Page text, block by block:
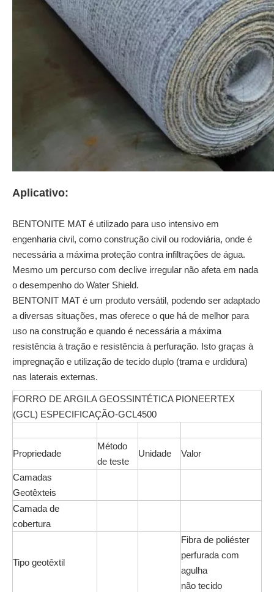
Aplicativo:
BENTONITE MAT é utilizado para uso intensivo em
engenharia civil, como construção civil ou rodoviária, onde é
necessária a máxima proteção contra infiltrações de água.
Mesmo um percurso com declive irregular não afeta em nada
o desempenho do Water Shield.
BENTONIT MAT é um produto versátil, podendo ser adaptado
a diversas situações, mas oferece o que há de melhor para
uso na construção e quando é necessária a máxima
resistência à tração e resistência à perfuração. Isto graças à
impregnação e utilização de tecido duplo (trama e urdidura)
nas laterais externas.
FORRO DE ARGILA GEOSSINTÉTICA PIONEERTEX
(GCL) ESPECIFICAÇÃO-GCL4500
Propriedade
Método
de teste
Unidade Valor
Camadas
Geotêxteis
Camada de
cobertura
Tipo geotêxtil
Fibra de poliéster
perfurada com
agulha
não tecido